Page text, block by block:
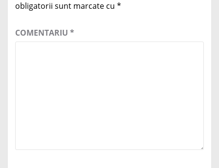
obligatorii sunt marcate cu *
COMENTARIU *